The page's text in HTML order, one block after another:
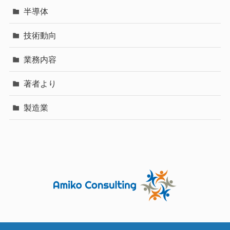
半導体
技術動向
業務内容
著者より
製造業